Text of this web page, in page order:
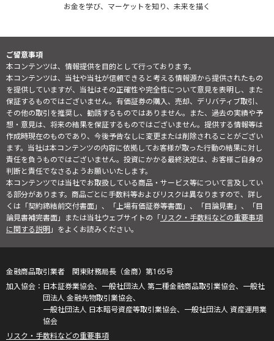
お金を学び、マーケットを知り、未来を描く
ご留意事項
本コンテンツは、情報提供を目的として行っております。
本コンテンツは、当社や当社が信頼できると考える情報源から提供されたもの
を提供していますが、当社はその正確性や完全性について意見を表明し、また
保証するものではございません。有価証券の購入、売却、デリバティブ取引、
その他の取引を推奨し、勧誘するものではありません。また、過去の実績や予
想・意見は、将来の結果を保証するものではございません。提供する情報等は
作成時現在のものであり、今後予告なしに変更または削除されることがござい
ます。当社は本コンテンツの内容に依拠してお客様が取った行動の結果に対し
責任を負うものではございません。投資にかかる最終決定は、お客様ご自身の
判断と責任でなさるようお願いいたします。
本コンテンツでは当社でお取扱している商品・サービス等について言及してい
る部分があります。商品ごとに手数料等およびリスクは異なりますので、詳し
くは「契約締結前交付書面」、「上場有価証券等書面」、「目論見書」、「目
論見書補完書面」または当社ウェブサイトの「リスク・手数料などの重要事項
に関する説明」をよくお読みください。
金融商品取引業者 関東財務局長（金商）第165号
日本証券業協会、一般社団法人 第二種金融商品取引業協会、一般社
団法人 金融先物取引業協会、
一般社団法人 日本暗号資産等取引業協会、一般社団法人 資産運用業
協会
リスク・手数料などの重要事項